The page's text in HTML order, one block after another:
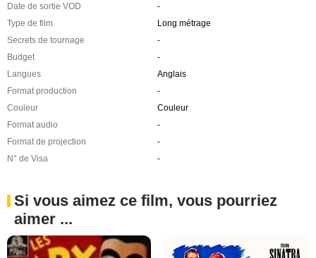
Date de sortie VOD
-
Type de film
Long métrage
Secrets de tournage
-
Budget
-
Langues
Anglais
Format production
-
Couleur
Couleur
Format audio
-
Format de projection
-
N° de Visa
-
Si vous aimez ce film, vous pourriez
aimer ...